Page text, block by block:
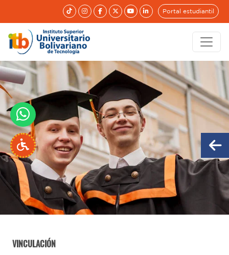
Portal estudiantil
VINCULACIÓN